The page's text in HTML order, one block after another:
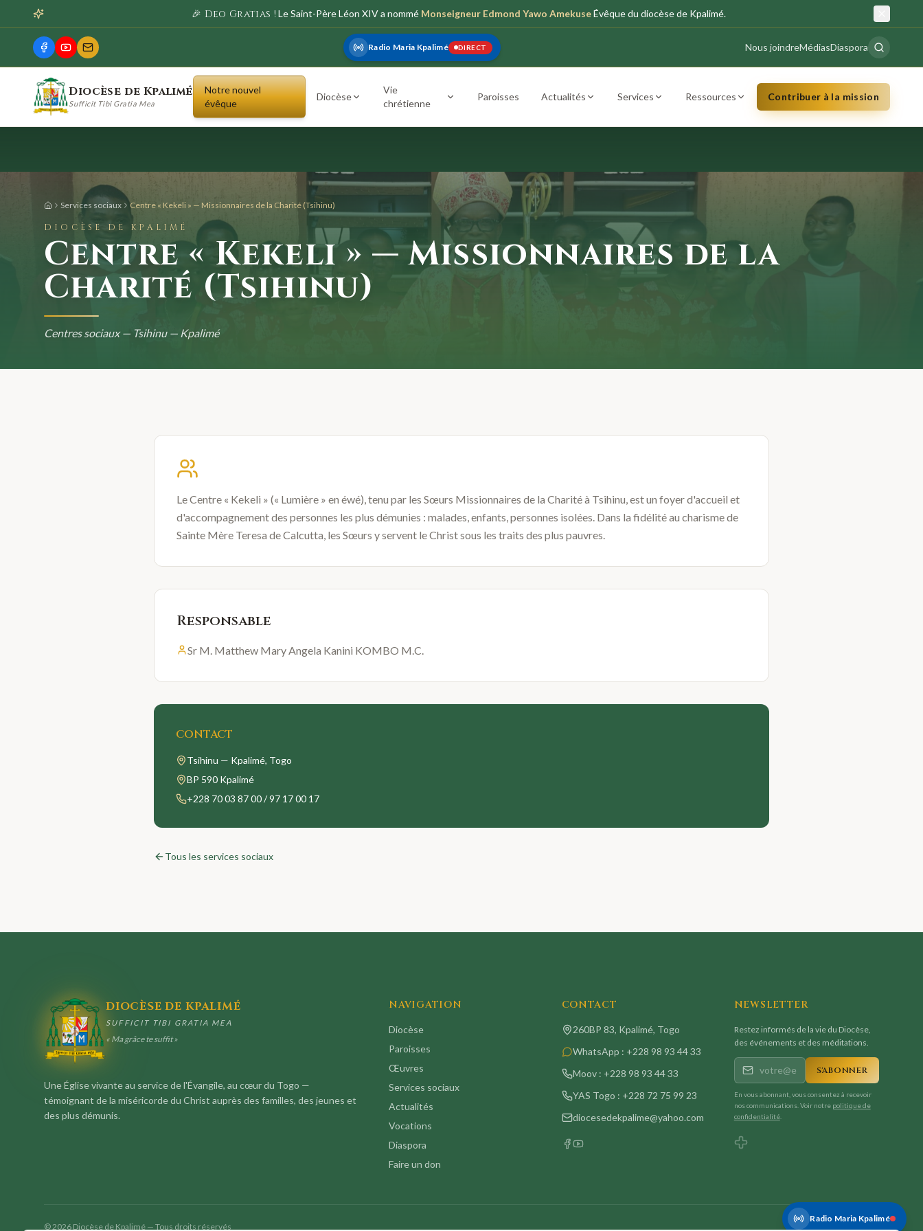
🎉 Deo Gratias !Le Saint-Père Léon XIV a nommé Monseigneur Edmond Yawo AmekuseÉvêque du diocèse de Kpalimé.
Radio Maria Kpalimé DIRECT Nous joindreMédiasDiaspora
Diocèse de Kpalimé
Sufficit Tibi Gratia Mea
Notre nouvel
évêque
Diocèse
Vie
chrétienne
Paroisses Actualités Services Ressources Contribuer à la mission
Services sociaux Centre « Kekeli » — Missionnaires de la Charité (Tsihinu)
DIOCÈSE DE KPALIMÉ
Centre « Kekeli » — Missionnaires de la
Charité (Tsihinu)
Centres sociaux — Tsihinu — Kpalimé
Le Centre « Kekeli » (« Lumière » en éwé), tenu par les Sœurs Missionnaires de la Charité à Tsihinu, est un foyer d'accueil et
d'accompagnement des personnes les plus démunies : malades, enfants, personnes isolées. Dans la fidélité au charisme de
Sainte Mère Teresa de Calcutta, les Sœurs y servent le Christ sous les traits des plus pauvres.
Responsable
Sr M. Matthew Mary Angela Kanini KOMBO M.C.
CONTACT
Tsihinu — Kpalimé, Togo
BP 590 Kpalimé
+228 70 03 87 00 / 97 17 00 17
Tous les services sociaux
DIOCÈSE DE KPALIMÉ
SUFFICIT TIBI GRATIA MEA
« Ma grâce te suffit »
Une Église vivante au service de l'Évangile, au cœur du Togo —
témoignant de la miséricorde du Christ auprès des familles, des jeunes et
des plus démunis.
NAVIGATION
Diocèse
Paroisses
Œuvres
Services sociaux
Actualités
Vocations
Diaspora
Faire un don
CONTACT
260BP 83, Kpalimé, Togo
WhatsApp : +228 98 93 44 33
Moov : +228 98 93 44 33
YAS Togo : +228 72 75 99 23
diocesedekpalime@yahoo.com
NEWSLETTER
Restez informés de la vie du Diocèse,
des événements et des méditations.
S'ABONNER
En vous abonnant, vous consentez à recevoir
nos communications. Voir notre politique de
confidentialité.
©2026 Diocèse de Kpalimé — Tous droits réservés
Radio Maria Kpalimé